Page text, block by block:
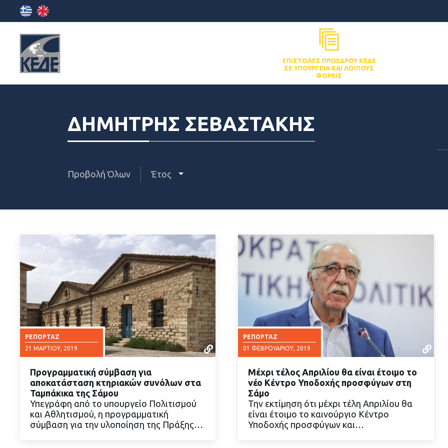
ΕΠΙΣΤΟΛΈΣ ΠΡΟΈΔΡΟΥ ΚΕΔΕ
ΣΕ ΥΠΟΥΡΓΕΊΑ ΚΑΙ ΛΟΙΠΟΎΣ
ΦΟΡΕΊΣ
ΔΗΜΗΤΡΗΣ ΣΕΒΑΣΤΑΚΗΣ
Προβολή Όλων Έτος
ΡΕΠΟΡΤΆΖ
21 ΜΑΡΤΊΟΥ, 2019
ΔΙΑΒΑΣΤΕ ΠΕΡΙΣΣΟΤΕΡΑ
Προγραμματική σύμβαση για
αποκατάσταση κτηριακών συνόλων στα
Ταμπάκικα της Σάμου
Υπεγράφη από το υπουργείο Πολιτισμού
και Αθλητισμού, η προγραμματική
σύμβαση για την υλοποίηση της Πράξης…
ΡΕΠΟΡΤΆΖ
01 ΦΕΒΡΟΥΑΡΊΟΥ, 2019
ΔΙΑΒΑΣΤΕ ΠΕΡΙΣΣΟΤΕΡΑ
Μέχρι τέλος Απριλίου θα είναι έτοιμο το
νέο Κέντρο Υποδοχής προσφύγων στη
Σάμο
Την εκτίμηση ότι μέχρι τέλη Απριλίου θα
είναι έτοιμο το καινούργιο Κέντρο
Υποδοχής προσφύγων και…